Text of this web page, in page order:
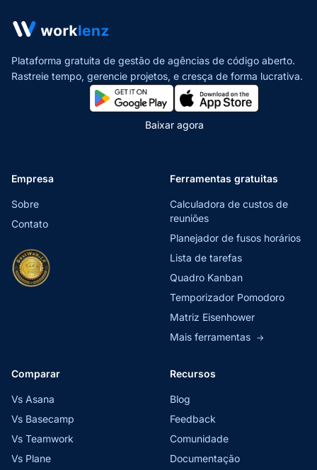
Plataforma gratuita de gestão de agências de código aberto.
Rastreie tempo, gerencie projetos, e cresça de forma lucrativa.
Baixar agora
Empresa
Sobre
Contato
Ferramentas gratuitas
Calculadora de custos de
reuniões
Planejador de fusos horários
Lista de tarefas
Quadro Kanban
Temporizador Pomodoro
Matriz Eisenhower
Mais ferramentas →
Comparar
Vs Asana
Vs Basecamp
Vs Teamwork
Vs Plane
Recursos
Blog
Feedback
Comunidade
Documentação